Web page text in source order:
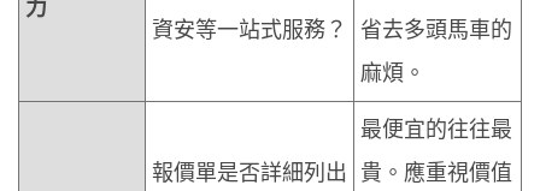
力
資安等一站式服務？
省去多頭馬車的
麻煩。
報價單是否詳細列出
最便宜的往往最
貴。應重視價值